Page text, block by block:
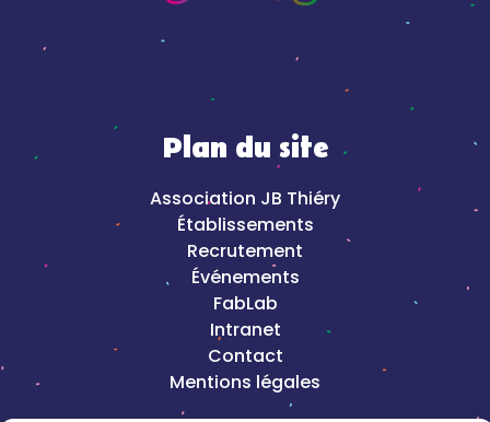
Plan du site
Association JB Thiéry
Établissements
Recrutement
Événements
FabLab
Intranet
Contact
Mentions légales